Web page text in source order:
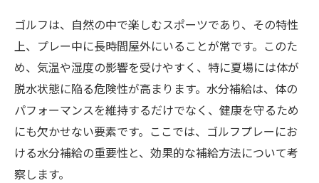
ゴルフは、自然の中で楽しむスポーツであり、その特性
上、プレー中に長時間屋外にいることが常です。このた
め、気温や湿度の影響を受けやすく、特に夏場には体が
脱水状態に陥る危険性が高まります。水分補給は、体の
パフォーマンスを維持するだけでなく、健康を守るため
にも欠かせない要素です。ここでは、ゴルフプレーにお
ける水分補給の重要性と、効果的な補給方法について考
察します。